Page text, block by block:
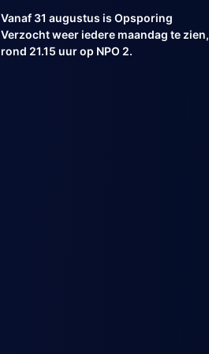
Vanaf 31 augustus is Opsporing
Verzocht weer iedere maandag te zien,
rond 21.15 uur op NPO 2.